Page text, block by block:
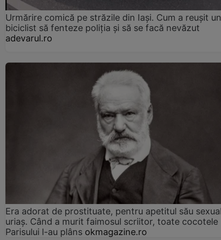
Urmărire comică pe străzile din Iași. Cum a reușit un
biciclist să fenteze poliția și să se facă nevăzut
adevarul.ro
Era adorat de prostituate, pentru apetitul său
uriaș. Când a murit faimosul scriitor, toate cocotele
Parisului l-au plâns okmagazine.ro